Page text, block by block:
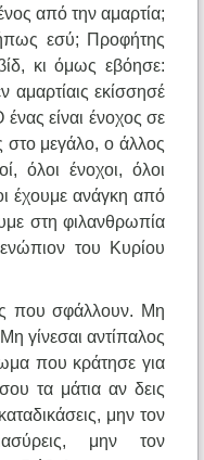
από την αμαρτία;
εσύ; Προφήτης
κι όμως εβόησε:
αμαρτίαις εκίσσησέ
είναι ένοχος σε
στο μεγάλο, ο άλλος
όλοι ένοχοι, όλοι
έχουμε ανάγκη από
στη φιλανθρωπία
του Κυρίου
που σφάλλουν. Μη
γίνεσαι αντίπαλος
που κράτησε για
τα μάτια αν δεις
μην τον
μην τον